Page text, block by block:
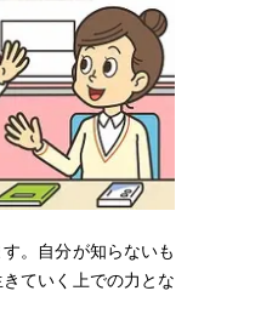
。自分が知らないも
ていく上での力とな